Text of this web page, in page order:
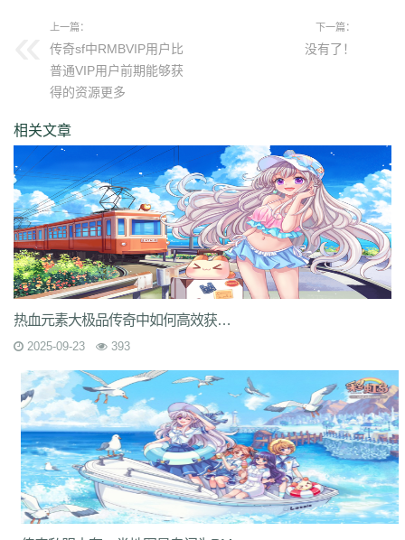
上一篇：
传奇sf中RMBVIP用户比
普通VIP用户前期能够获
得的资源更多
下一篇：
没有了！
相关文章
热血元素大极品传奇中如何高效获取终极装备与技能组合？
2025-09-23 393